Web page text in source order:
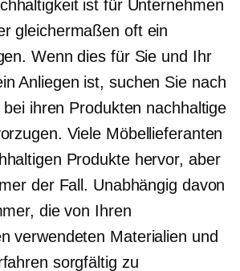
ist für Unternehmen
gleichermaßen oft ein
Wenn dies für Sie und Ihr
Anliegen ist, suchen Sie nach
ihren Produkten nachhaltige
Viele Möbellieferanten
Produkte hervor, aber
der Fall. Unabhängig davon
die von Ihren
verwendeten Materialien und
sorgfältig zu